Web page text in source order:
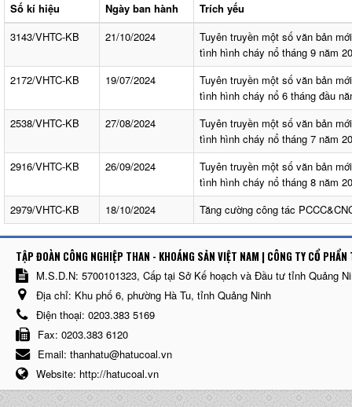
Số kí hiệu Ngày ban hành
Trích yếu
3143/VHTC-KB
21/10/2024
Tuyên truyền một số văn bản
tình hình cháy nổ tháng 9 năm
2172/VHTC-KB
19/07/2024
Tuyên truyền một số văn bản
tình hình cháy nổ 6 tháng đầu
2538/VHTC-KB
27/08/2024
Tuyên truyền một số văn bản
tình hình cháy nổ tháng 7 năm
2916/VHTC-KB
26/09/2024
Tuyên truyền một số văn bản
tình hình cháy nổ tháng 8 năm
2979/VHTC-KB
18/10/2024 Tăng cường công tác
TẬP ĐOÀN CÔNG NGHIỆP THAN - KHOÁNG SẢN VIỆT NAM | CÔNG TY CỔ
M.S.D.N: 5700101323, Cấp tại Sở Kế hoạch và Đầu tư tỉnh Quảng
Địa chỉ: Khu phố 6, phường Hà Tu, tỉnh Quảng Ninh
Điện thoại: 0203.383 5169
Fax: 0203.383 6120
Email: thanhatu@hatucoal.vn
Website: http://hatucoal.vn